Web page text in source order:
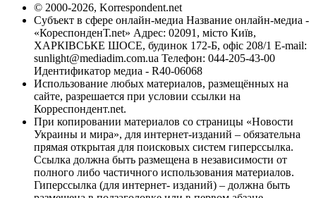
© 2000-2026, Korrespondent.net
Субъект в сфере онлайн-медиа Название онлайн-медиа -
«КореспонденТ.net» Адрес: 02091, місто Київ,
ХАРКІВСЬКЕ ШОСЕ, будинок 172-Б, офіс 208/1 E-mail:
sunlight@mediadim.com.ua Телефон: 044-205-43-00
Идентификатор медиа - R40-06068
Использование любых материалов, размещённых на
сайте, разрешается при условии ссылки на
Корреспондент.net.
При копировании материалов со страницы «Новости
Украины и мира», для интернет-изданий – обязательна
прямая открытая для поисковых систем гиперссылка.
Ссылка должна быть размещена в независимости от
полного либо частичного использования материалов.
Гиперссылка (для интернет- изданий) – должна быть